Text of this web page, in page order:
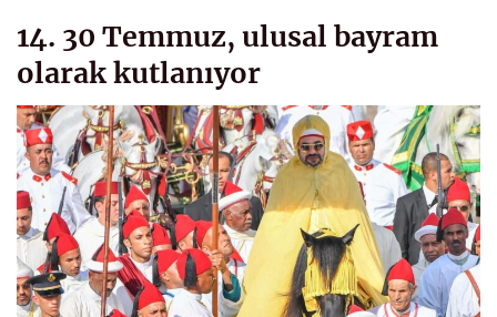
14. 30 Temmuz, ulusal bayram
olarak kutlanıyor